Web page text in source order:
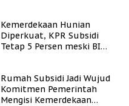
Kemerdekaan Hunian
Diperkuat, KPR Subsidi
Tetap 5 Persen meski BI
Rumah Subsidi Jadi Wujud
Komitmen Pemerintah
Mengisi Kemerdekaan